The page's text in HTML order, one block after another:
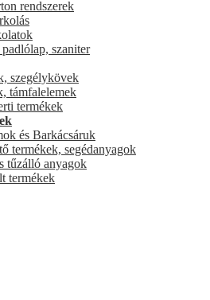
rendszerek
szaniter
szegélykövek
támfalelemek
termékek
és Barkácsáruk
termékek, segédanyagok
tűzálló anyagok
termékek